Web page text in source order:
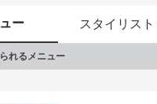
ー スタイリスト
れるメニュー